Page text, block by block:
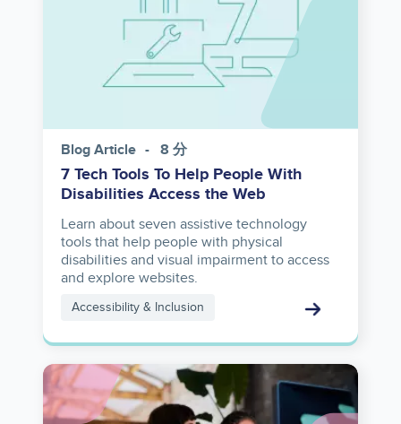
Blog Article 8 分
7 Tech Tools To Help People With
Disabilities Access the Web
Learn about seven assistive technology
tools that help people with physical
disabilities and visual impairment to access
and explore websites.
Accessibility & Inclusion
Image